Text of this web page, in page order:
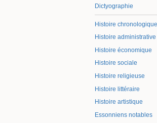
Dictyographie
Histoire chronologique
Histoire administrative
Histoire économique
Histoire sociale
Histoire religieuse
Histoire littéraire
Histoire artistique
Essonniens notables